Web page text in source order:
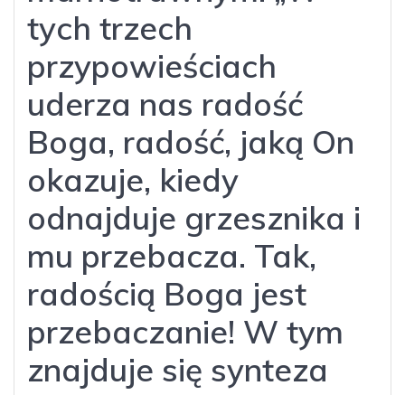
tych trzech
przypowieściach
uderza nas radość
Boga, radość, jaką On
okazuje, kiedy
odnajduje grzesznika i
mu przebacza. Tak,
radością Boga jest
przebaczanie! W tym
znajduje się synteza